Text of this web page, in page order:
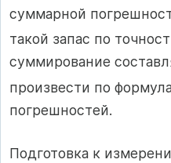
суммарной
такой запас по
суммирование
произвести по
погрешностей.
Подготовка к